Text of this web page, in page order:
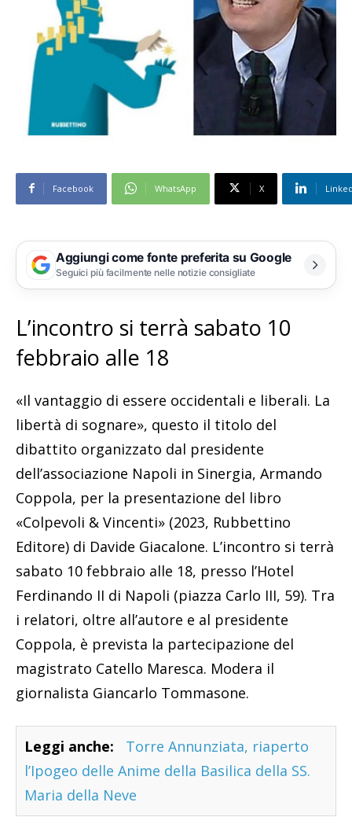
Facebook WhatsApp X
Aggiungi come fonte preferita su Google
Seguici più facilmente nelle notizie consigliate
L’incontro si terrà sabato 10
febbraio alle 18
«Il vantaggio di essere occidentali e liberali. La
libertà di sognare», questo il titolo del
dibattito organizzato dal presidente
dell’associazione Napoli in Sinergia, Armando
Coppola, per la presentazione del libro
«Colpevoli & Vincenti» (2023, Rubbettino
Editore) di Davide Giacalone. L’incontro si terrà
sabato 10 febbraio alle 18, presso l’Hotel
Ferdinando II di Napoli (piazza Carlo III, 59). Tra
i relatori, oltre all’autore e al presidente
Coppola, è prevista la partecipazione del
magistrato Catello Maresca. Modera il
giornalista Giancarlo Tommasone.
Leggi anche:
Torre Annunziata, riaperto
l’Ipogeo delle Anime della Basilica della SS.
Maria della Neve